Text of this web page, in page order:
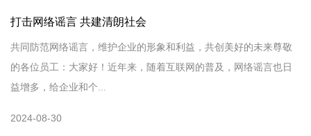
打击网络谣言 共建清朗社会
共同防范网络谣言，维护企业的形象和利益，共创美好的未来尊敬
的各位员工：大家好！近年来，随着互联网的普及，网络谣言也日
益增多，给企业和个...
2024-08-30